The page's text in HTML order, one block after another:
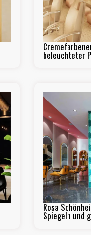
beleuchteter
Rosa
Spiegeln und